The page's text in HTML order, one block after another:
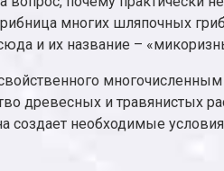
многих шляпочных
и их название –
древесных и травянистых
создает необходимые